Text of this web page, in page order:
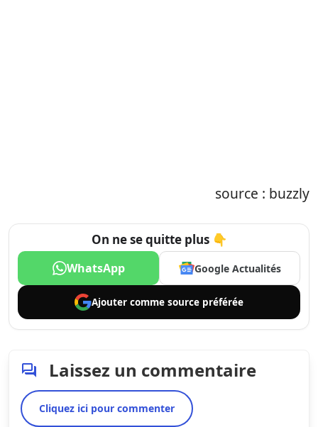
source : buzzly
On ne se quitte plus 👇
WhatsApp Google Actualités
Ajouter comme source préférée
Laissez un commentaire
Cliquez ici pour commenter